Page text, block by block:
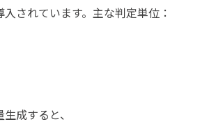
されています。主な判定単位：
成すると、